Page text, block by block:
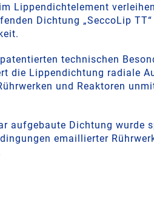
Lippendichtelement
Dichtung „SeccoLip
technischen
die Lippendichtung radiale
und Reaktoren
aufgebaute Dichtung wurde
emaillierter